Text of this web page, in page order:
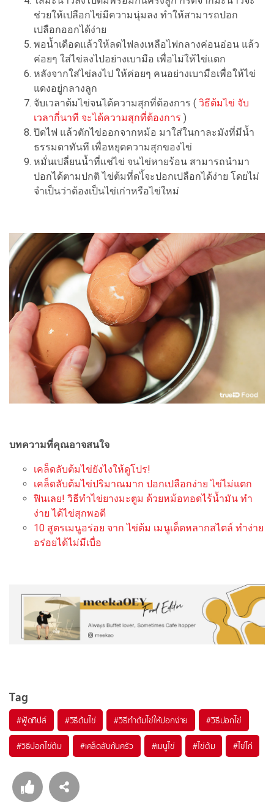
ช่วยให้เปลือกไข่มีความนุ่มลง ทำให้สามารถปอก
เปลือกออกได้ง่าย
พอน้ำเดือดแล้วให้ลดไฟลงเหลือไฟกลางค่อนอ่อน แล้ว
ค่อยๆ ใส่ไข่ลงไปอย่างเบามือ เพื่อไม่ให้ไข่แตก
หลังจากใส่ไข่ลงไป ให้ค่อยๆ คนอย่างเบามือเพื่อให้ไข่
แดงอยู่กลางลูก
จับเวลาต้มไข่จนได้ความสุกที่ต้องการ ( วิธีต้มไข่ จับ
เวลากี่นาที จะได้ความสุกที่ต้องการ )
ปิดไฟ แล้วตักไข่ออกจากหม้อ มาใส่ในกาละมังที่มีน้ำ
ธรรมดาทันที เพื่อหยุดความสุกของไข่
หมั่นเปลี่ยนน้ำที่แช่ไข่ จนไข่หายร้อน สามารถนำมา
ปอกได้ตามปกติ ไข่ต้มที่ดไ้จะปอกเปลือกได้ง่าย โดยไม่
จำเป็นว่าต้องเป็นไข่เก่าหรือไข่ใหม่
บทความที่คุณอาจสนใจ
เคล็ดลับต้มไข่ยังไงให้ดูโปร!
เคล็ดลับต้มไข่ปริมาณมาก ปอกเปลือกง่าย ไข่ไม่แตก
ฟินเลย! วิธีทำไข่ยางมะตูม ด้วยหม้อทอดไร้น้ำมัน ทำ
ง่าย ได้ไข่สุกพอดี
10 สูตรเมนูอร่อย จาก ไข่ต้ม เมนูเด็ดหลากสไตล์ ทำง่าย
อร่อยได้ไม่มีเบื่อ
Tag
#ฟู้ดทิปส์ #วิธีต้มไข่ #วิธีทำต้มไข่ให้ปอกง่าย #วิธีปอกไข่
#วิธีปอกไข่ต้ม #เคล็ดลับก้นครัว #เมนูไข่ #ไข่ต้ม #ไข่ไก่